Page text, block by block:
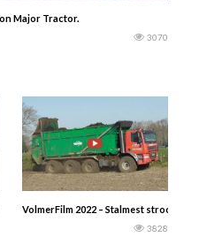
Major Tractor.
3070
heeft Westerwolde de meeste
VolmerFilm 2022 – Stalmest strooien
3828